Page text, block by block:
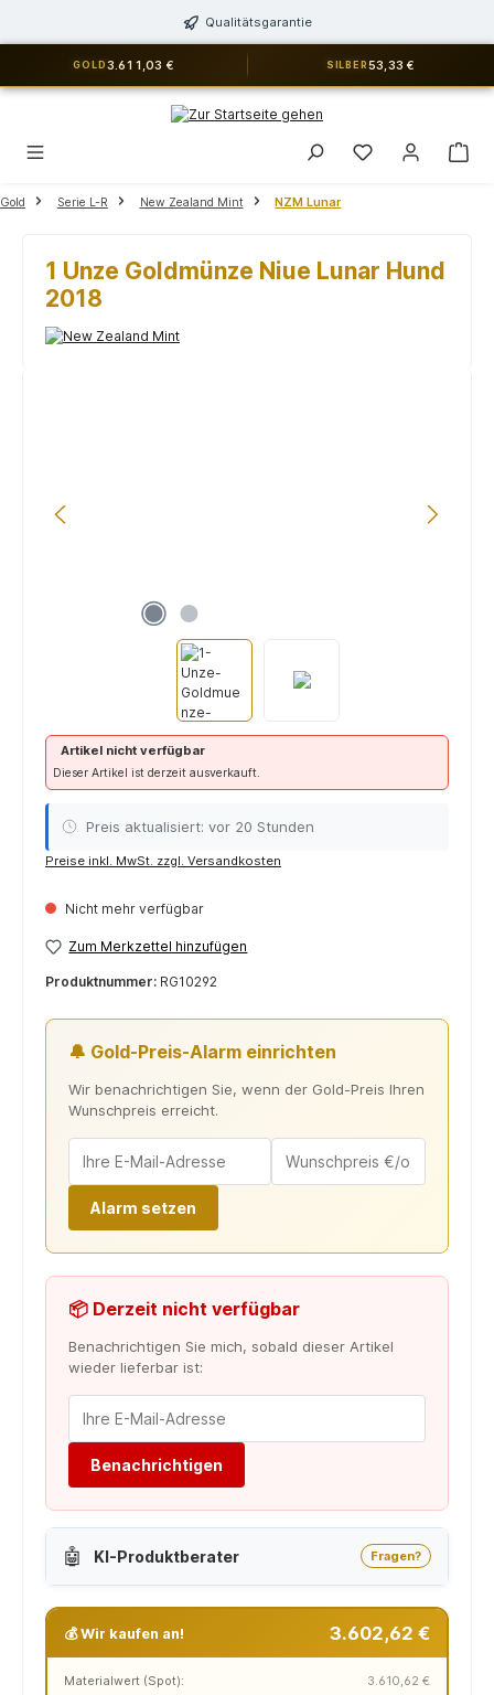
Qualitätsgarantie
GOLD 3.611,03 € SILBER 53,33 €
Du hast 0
Gold Serie L-R New Zealand Mint NZM Lunar
1 Unze Goldmünze Niue Lunar Hund
2018
Artikel nicht verfügbar
Dieser Artikel ist derzeit ausverkauft.
Preis aktualisiert: vor 20 Stunden
Preise inkl. MwSt. zzgl. Versandkosten
Nicht mehr verfügbar
Zum Merkzettel hinzufügen
Produktnummer: RG10292
🔔 Gold-Preis-Alarm einrichten
Wir benachrichtigen Sie, wenn der Gold-Preis Ihren
Wunschpreis erreicht.
Alarm setzen
📦 Derzeit nicht verfügbar
Benachrichtigen Sie mich, sobald dieser Artikel
wieder lieferbar ist:
Benachrichtigen
🤖 KI-Produktberater Fragen?
💰 Wir kaufen an! 3.602,62 €
Materialwert (Spot):
3.610,62 €